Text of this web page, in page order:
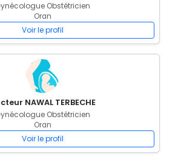
Obstétricien
Oran
Voir le profil
NAWAL TERBECHE
Obstétricien
Oran
Voir le profil